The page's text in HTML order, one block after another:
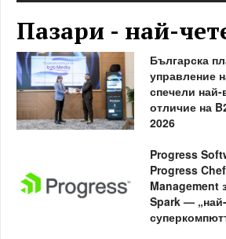
Пазари - най-
Българска
управление
спечели най-
отличие на
2026
Progress
Progress
Management
Spark —